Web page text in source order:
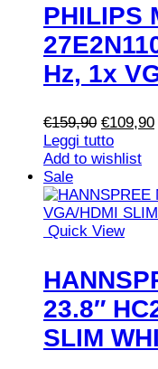
PHILIPS
Hz, 1x
€159,90 Il
prezzo
originale
€159,90.
€109,90Il
Leggi tutto
Add to wishlist
Sale
Quick View
23.8″
SLIM